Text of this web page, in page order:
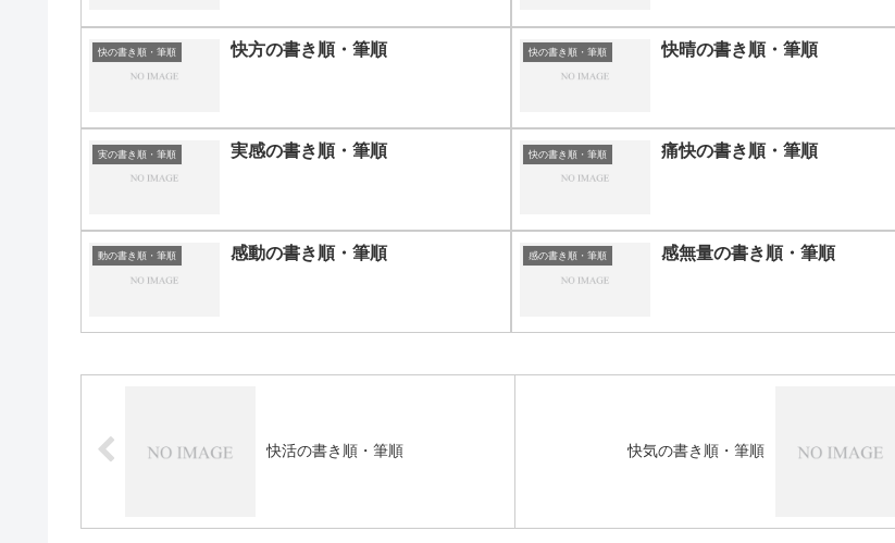
快の書き順・筆順 快方の書き順・筆順 快の書き順・筆順 快晴の書き順・筆順
実の書き順・筆順 実感の書き順・筆順 快の書き順・筆順 痛快の書き順・筆順
動の書き順・筆順 感動の書き順・筆順 感の書き順・筆順 感無量の書き順・筆順
快活の書き順・筆順 快気の書き順・筆順